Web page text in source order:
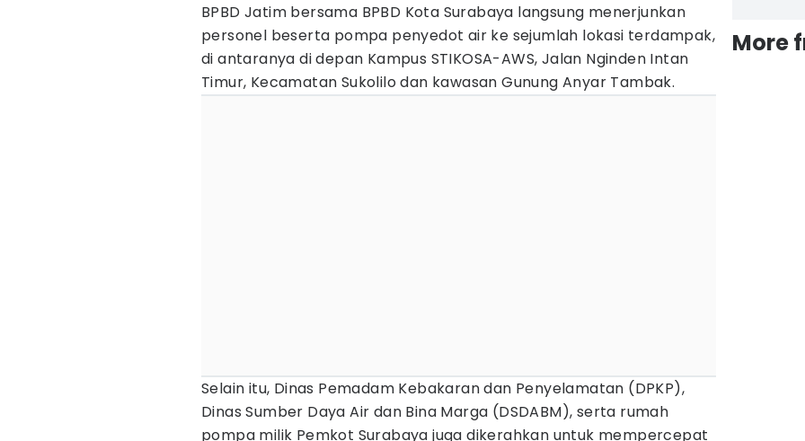
BPBD Jatim bersama BPBD Kota Surabaya langsung menerjunkan
personel beserta pompa penyedot air ke sejumlah lokasi terdampak,
di antaranya di depan Kampus STIKOSA-AWS, Jalan Nginden Intan
Timur, Kecamatan Sukolilo dan kawasan Gunung Anyar Tambak.
Selain itu, Dinas Pemadam Kebakaran dan Penyelamatan (DPKP),
Dinas Sumber Daya Air dan Bina Marga (DSDABM), serta rumah
pompa milik Pemkot Surabaya juga dikerahkan untuk mempercepat
More